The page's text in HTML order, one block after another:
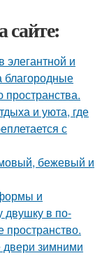
сайте:
и
благородные
и уюта, где
с
бежевый и
и
двушку в по-
зимними